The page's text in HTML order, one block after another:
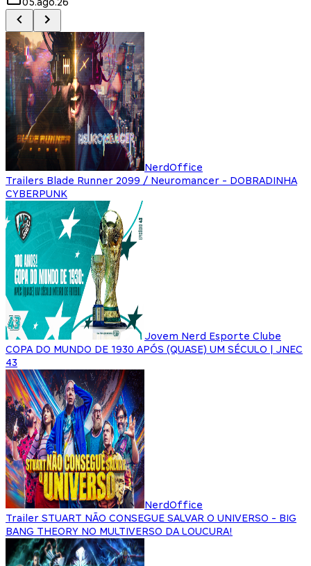
NerdOffice
Trailers Blade Runner 2099 / Neuromancer - DOBRADINHA
CYBERPUNK
Jovem Nerd Esporte Clube
COPA DO MUNDO DE 1930 APÓS (QUASE) UM SÉCULO | JNEC
43
NerdOffice
Trailer STUART NÃO CONSEGUE SALVAR O UNIVERSO - BIG
BANG THEORY NO MULTIVERSO DA LOUCURA!